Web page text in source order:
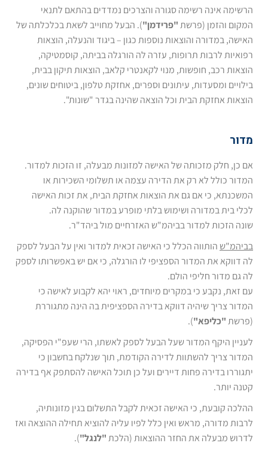
הרשימה אינה רשימה סגורה והצרכים נמדדים בהתאם לתנאי
המקום והזמן (פרשת"פרידמן"). הבעל מחוייב לשאת בכלכלתה של
האישה, במדורה והוצאות נוספות כגון – ביגוד והנעלה, הוצאות
רפואיות לרבות תרופות, עזרה לה הורגלה בביתה, קוסמטיקה,
הוצאות רכב, חופשות, מנוי לקאנטרי קלאב, הוצאות תיקון בבית,
בילויים ומסעדות, עיתונים וספרים, אחזקת טלפון, ביטוחים שונים,
הוצאות אחזקת הבית וכל הוצאה שהינה בגדר "שונות".
מדור
אם כן, חלק מזכותה של האישה למזונות מבעלה, זו הזכות למדור.
המדור כולל לא רק את הדירה עצמה או תשלומי השכירות או
המשכנתא, כי אם גם את הוצאות אחזקת הבית, את זכות האישה
לכלי בית במדורה ושימוש בלתי מופרע במדור שהוקנה לה.
שונה הזכות למדור בביהמ"ש האזרחיים מול ביהד"ר.
בביהמ"ש הותווה הכלל כי האישה זכאית למדור ואין על הבעל לספק
לה דווקא את המדור הספציפי לו הורגלה, כי אם יש באפשרותו לספק
לה גם מדור חליפי הולם.
עם זאת, נקבע כי במקרים מיוחדים, ראוי יהא לקבוע לאישה כי
המדור צריך שיהיה דווקא בדירה הספציפית בה הינה מתגוררת
(פרשת"כליפא").
לעניין היקף המדור שעל הבעל לספק לאשתו, הרי שעפ"י הפסיקה,
המדור צריך להשתוות לדירה הקודמת, תוך שנלקח בחשבון כי
יתגוררו בדירה פחות דיירים ועל כן תוכל האישה להסתפק אף בדירה
קטנה יותר.
ההלכה קובעת, כי האישה זכאית לקבל התשלום בגין מזונותיה,
לרבות מדורה, מראש ואין כלל לפיו עליה להוציא תחילה ההוצאה ואז
לדרוש מבעלה את החזר ההוצאות (הלכת"לנגל").